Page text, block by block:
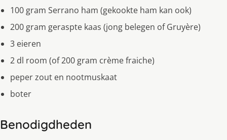
100 gram Serrano ham (gekookte ham kan ook)
200 gram geraspte kaas (jong belegen of Gruyère)
3 eieren
2 dl room (of 200 gram crème fraiche)
peper zout en nootmuskaat
boter
Benodigdheden